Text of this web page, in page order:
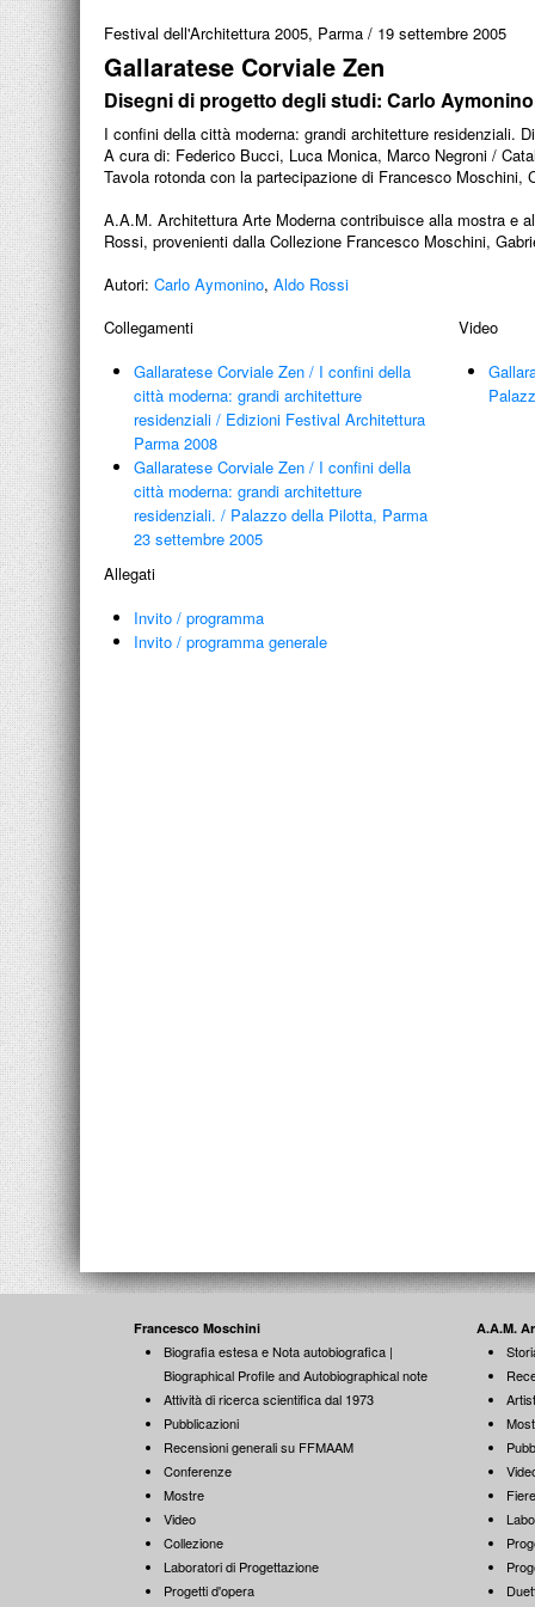
Festival dell'Architettura 2005, Parma / 19 settembre 2005
Gallaratese Corviale Zen
Disegni di progetto degli studi: Carlo
I confini della città moderna: grandi architetture residenziali.
A cura di: Federico Bucci, Luca Monica, Marco Negroni /
Tavola rotonda con la partecipazione di Francesco
A.A.M. Architettura Arte Moderna contribuisce alla mostra e
Rossi, provenienti dalla Collezione Francesco Moschini,
Autori: Carlo Aymonino, Aldo Rossi
Collegamenti
Gallaratese Corviale Zen / I confini della
città moderna: grandi architetture
residenziali / Edizioni Festival Architettura
Parma 2008
Gallaratese Corviale Zen / I confini della
città moderna: grandi architetture
residenziali. / Palazzo della Pilotta, Parma
23 settembre 2005
Allegati
Invito / programma
Invito / programma generale
Video
Francesco Moschini
Biografia estesa e Nota autobiografica |
Biographical Profile and Autobiographical note
Attività di ricerca scientifica dal 1973
Pubblicazioni
Recensioni generali su FFMAAM
Conferenze
Mostre
Video
Collezione
Laboratori di Progettazione
Progetti d'opera
A.A.M.